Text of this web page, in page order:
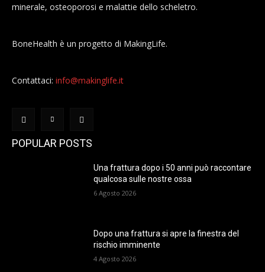
minerale, osteoporosi e malattie dello scheletro.
BoneHealth è un progetto di MakingLife.
Contattaci: info@makinglife.it
POPULAR POSTS
Una frattura dopo i 50 anni può raccontare
qualcosa sulle nostre ossa
6 Agosto 2026
Dopo una frattura si apre la finestra del
rischio imminente
4 Agosto 2026